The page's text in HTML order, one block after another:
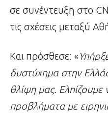
σε συνέντευξη στο
τις σχέσεις μεταξύ
Και πρόσθεσε: «
δυστύχημα στην
θλίψη μας.
προβλήματα με